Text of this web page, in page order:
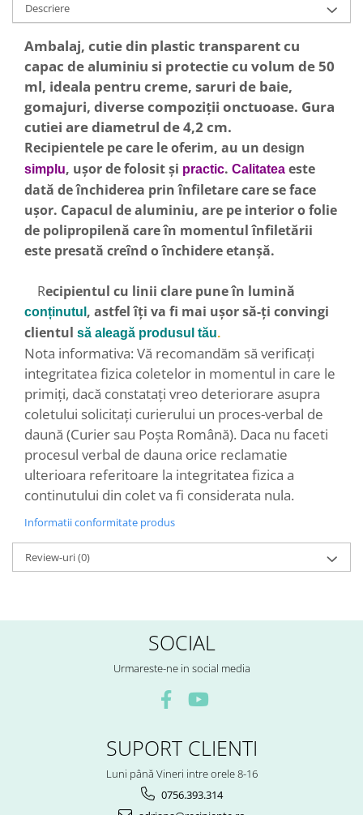
Descriere
Ambalaj, cutie din plastic transparent cu
capac de aluminiu si protectie cu volum de 50
ml, ideala pentru creme, saruri de baie,
gomajuri, diverse compoziţii onctuoase. Gura
cutiei are diametrul de 4,2 cm.
Recipientele pe care le oferim, au un design
simplu, ușor de folosit și practic. Calitatea este
dată de închiderea prin înfiletare care se face
ușor. Capacul de aluminiu, are pe interior o folie
de polipropilenă care în momentul înfiletării
este presată creînd o închidere etanșă.
Recipientul cu linii clare pune în lumină
conținutul , astfel îți va fi mai ușor să-ți convingi
clientul să aleagă produsul tău.
Nota informativa: Vă recomandăm să verificați
integritatea fizica coletelor in momentul in care le
primiți, dacă constatați vreo deteriorare asupra
coletului solicitați curierului un proces-verbal de
daună (Curier sau Poșta Română). Daca nu faceti
procesul verbal de dauna orice reclamatie
ulterioara referitoare la integritatea fizica a
continutului din colet va fi considerata nula.
Informatii conformitate produs
Review-uri(0)
SOCIAL
Urmareste-ne in social media
SUPORT CLIENTI
Luni până Vineri intre orele 8-16
0756.393.314